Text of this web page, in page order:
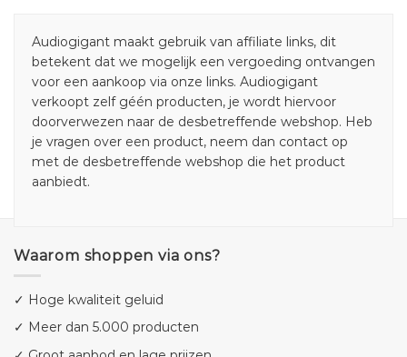
Audiogigant maakt gebruik van affiliate links, dit
betekent dat we mogelijk een vergoeding ontvangen
voor een aankoop via onze links. Audiogigant
verkoopt zelf géén producten, je wordt hiervoor
doorverwezen naar de desbetreffende webshop. Heb
je vragen over een product, neem dan contact op
met de desbetreffende webshop die het product
aanbiedt.
Waarom shoppen via ons?
✓ Hoge kwaliteit geluid
✓ Meer dan 5.000 producten